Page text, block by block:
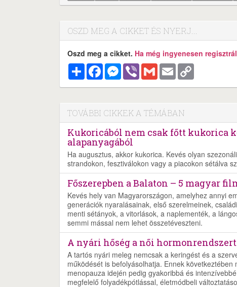
OSZD MEG A CIKKET ÉS NYERJ...
Oszd meg a cikket. Ha még ingyenesen
MegosztásFacebookMessenger
Viber Gmail Email
TOVÁBBI CIKKEK A TÉMÁBAN
Kukoricából nem csak főtt kukorica
alapanyagából
Ha augusztus, akkor kukorica. Kevés olyan
strandokon, fesztiválokon vagy a piacokon sétálva
Főszerepben a Balaton – 5 magyar
Kevés hely van Magyarországon, amelyhez annyi
generációk nyaralásainak, első szerelmeinek,
menti sétányok, a vitorlások, a naplementék, a
semmi mással nem lehet összetéveszteni.
A nyári hőség a női
A tartós nyári meleg nemcsak a keringést és a
működését is befolyásolhatja. Ennek
menopauza idején pedig gyakoribbá és
megfelelő folyadékpótlással, életmódbeli